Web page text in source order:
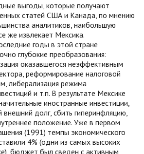
выгоды, которые получают
статей США и Канада, по мнению
аналитиков, наибольшую
же извлекает Мексика.
годы в этой стране
глубокие преобразования:
оказавшегося неэффективным
реформирование налоговой
либерализация режима
и т.п. В результате Мексике
иностранные инвестиции,
внешний долг, сбить гиперинфляцию,
положение. Уже в первом
(1991) темпы экономического
4% (одни из самых высоких
бюджет был сведен с активным